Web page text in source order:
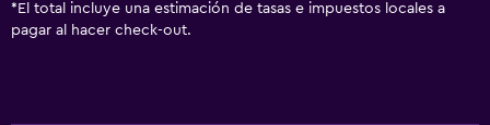
* El total incluye una estimación de tasas e impuestos locales a
pagar al hacer check-out.